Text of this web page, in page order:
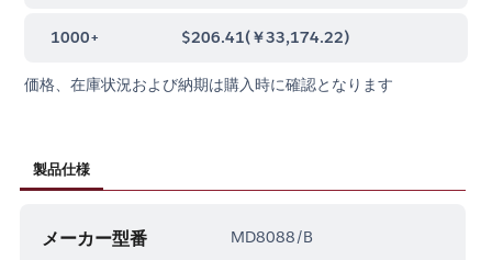
1000+ $206.41(￥33,174.22)
価格、在庫状況および納期は購入時に確認となります
製品仕様
メーカー型番 MD8088/B